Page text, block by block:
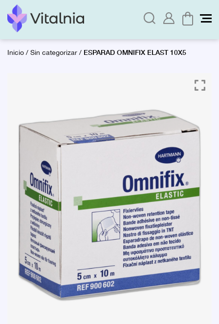
Inicio/Sin categorizar/ ESPARAD OMNIFIX ELAST 10X5